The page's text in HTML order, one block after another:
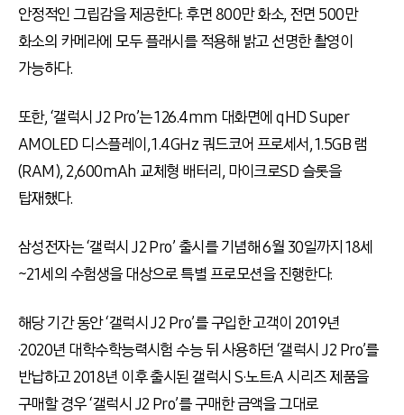
안정적인 그립감을 제공한다. 후면 800만 화소, 전면 500만
화소의 카메라에 모두 플래시를 적용해 밝고 선명한 촬영이
가능하다.
또한, ‘갤럭시 J2 Pro’는 126.4mm 대화면에 qHD Super
AMOLED 디스플레이, 1.4GHz 쿼드코어 프로세서, 1.5GB 램
(RAM), 2,600mAh 교체형 배터리, 마이크로SD 슬롯을
탑재했다.
삼성전자는 ‘갤럭시 J2 Pro’ 출시를 기념해 6월 30일까지 18세
~21세의 수험생을 대상으로 특별 프로모션을 진행한다.
해당 기간 동안 ‘갤럭시 J2 Pro’를 구입한 고객이 2019년
·2020년 대학수학능력시험 수능 뒤 사용하던 ‘갤럭시 J2 Pro’를
반납하고 2018년 이후 출시된 갤럭시 S·노트·A 시리즈 제품을
구매할 경우 ‘갤럭시 J2 Pro’를 구매한 금액을 그대로